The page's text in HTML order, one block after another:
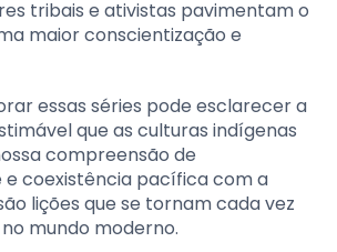
tribais e ativistas pavimentam o
maior conscientização e
essas séries pode esclarecer a
que as culturas indígenas
compreensão de
e coexistência pacífica com a
lições que se tornam cada vez
mundo moderno.